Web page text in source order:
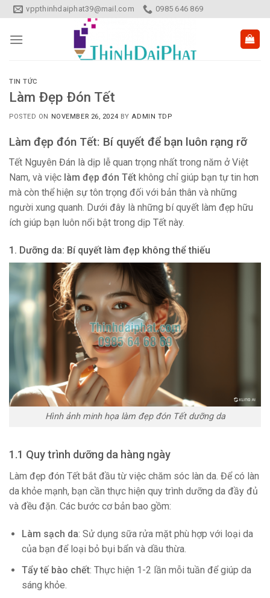
Skip
to
content
vppthinhdaiphat39@mail.com 0985 646 869
TIN TỨC
Làm Đẹp Đón Tết
POSTED ON NOVEMBER 26, 2024 BYADMIN TDP
Làm đẹp đón Tết: Bí quyết để bạn luôn rạng rỡ
Tết Nguyên Đán là dịp lễ quan trọng nhất trong năm ở Việt
Nam, và việc làm đẹp đón Tết không chỉ giúp bạn tự tin hơn
mà còn thể hiện sự tôn trọng đối với bản thân và những
người xung quanh. Dưới đây là những bí quyết làm đẹp hữu
ích giúp bạn luôn nổi bật trong dịp Tết này.
1. Dưỡng da: Bí quyết làm đẹp không thể thiếu
Hình ảnh minh họa làm đẹp đón Tết dưỡng da
1.1 Quy trình dưỡng da hàng ngày
Làm đẹp đón Tết bắt đầu từ việc chăm sóc làn da. Để có làn
da khỏe mạnh, bạn cần thực hiện quy trình dưỡng da đầy đủ
và đều đặn. Các bước cơ bản bao gồm:
Làm sạch da: Sử dụng sữa rửa mặt phù hợp với loại da
của bạn để loại bỏ bụi bẩn và dầu thừa.
Tẩy tế bào chết: Thực hiện 1-2 lần mỗi tuần để giúp da
sáng khỏe.